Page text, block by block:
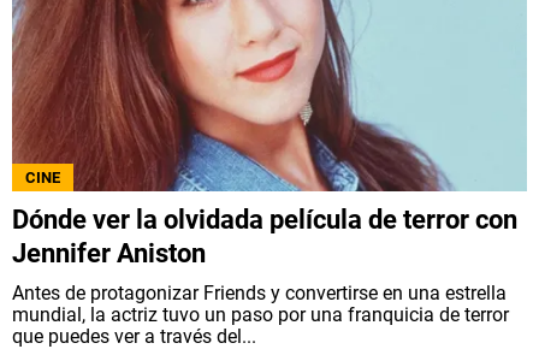
CINE
Dónde ver la olvidada película de terror con
Jennifer Aniston
Antes de protagonizar Friends y convertirse en una estrella
mundial, la actriz tuvo un paso por una franquicia de terror
que puedes ver a través del...